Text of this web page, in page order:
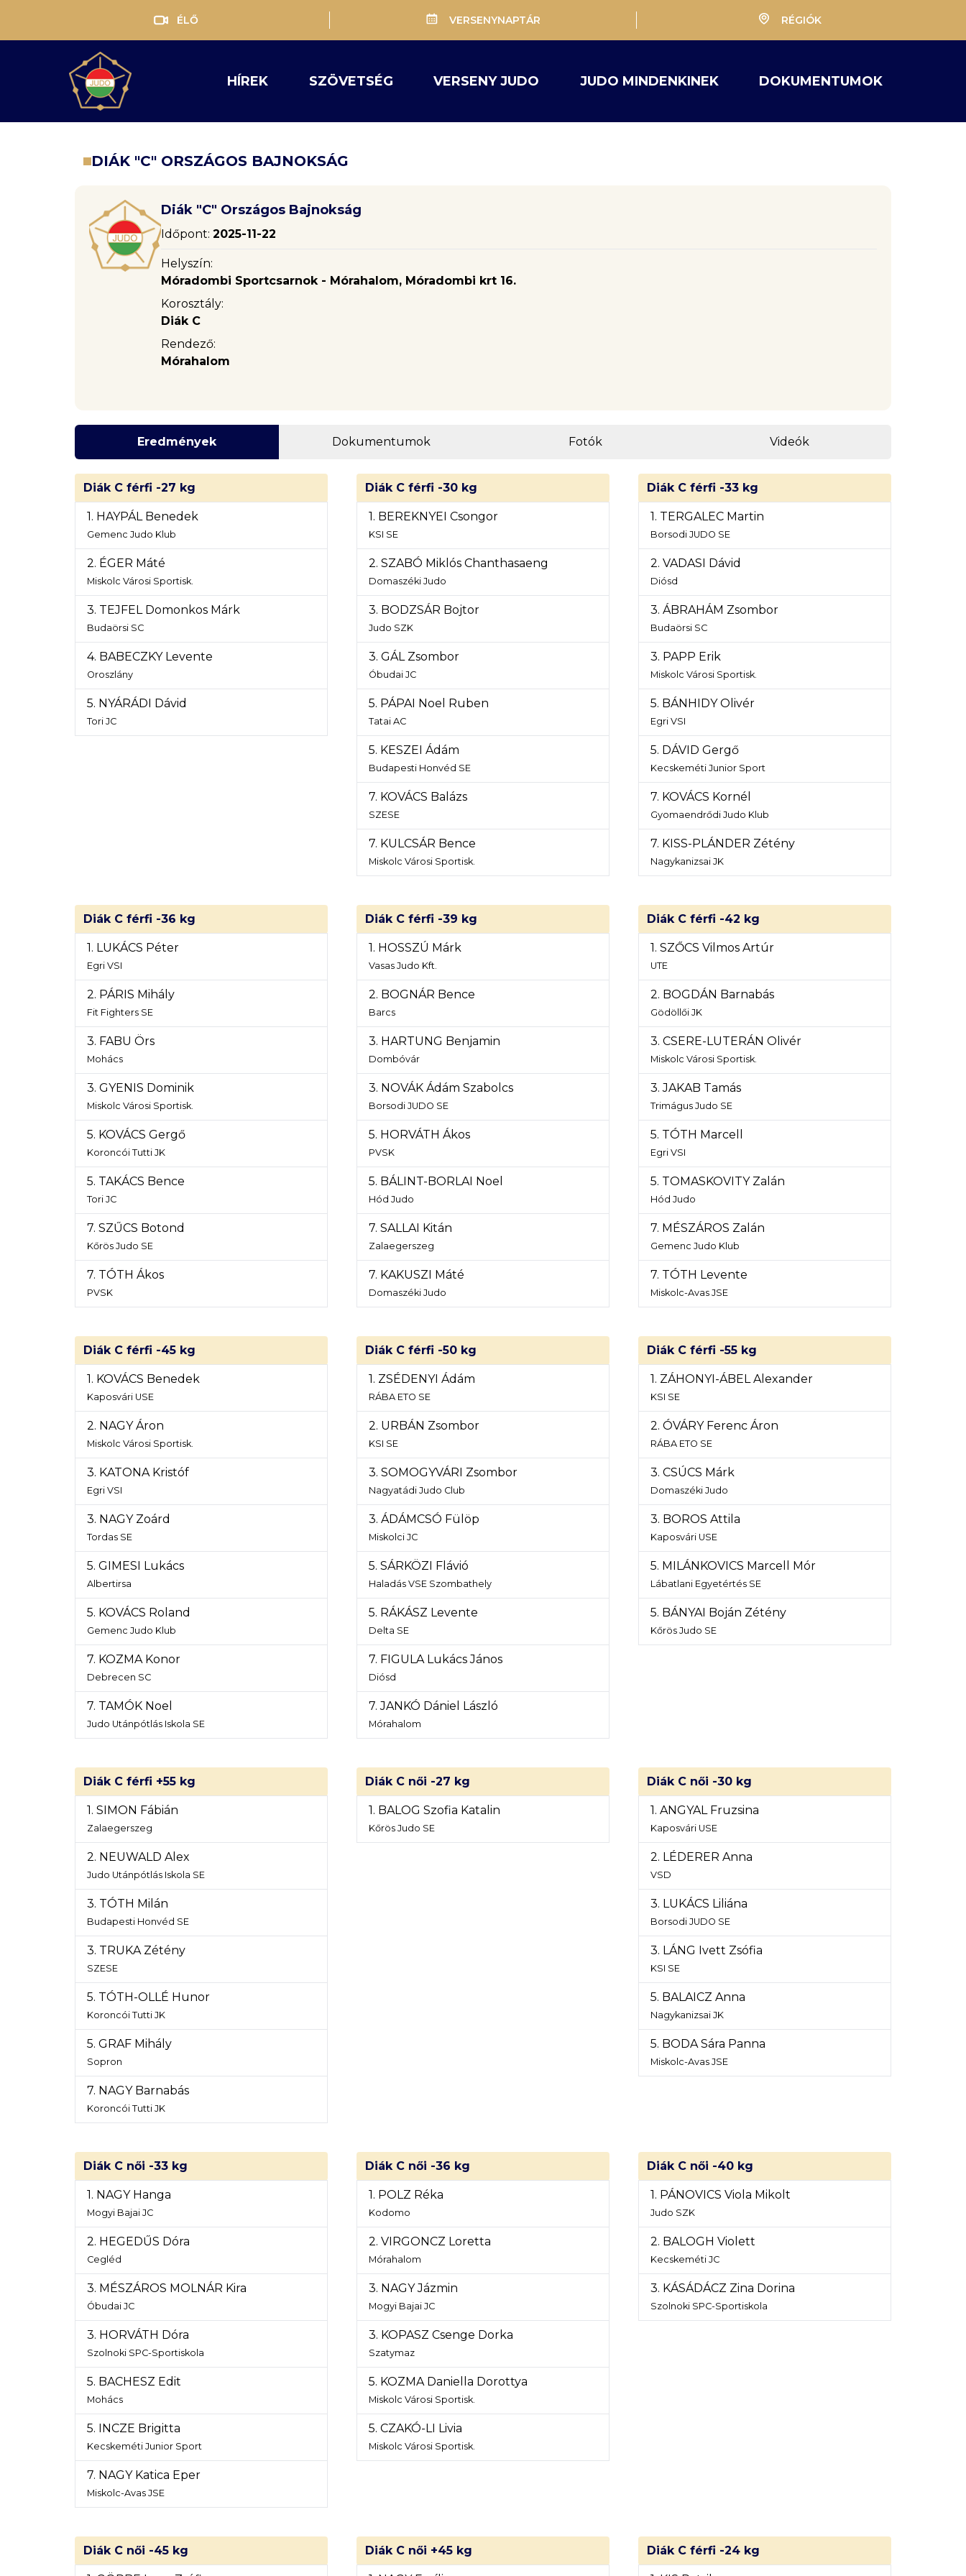
ÉLŐ VERSENYNAPTÁR RÉGIÓK
HÍREK SZÖVETSÉG VERSENY JUDO JUDO MINDENKINEK DOKUMENTUMOK
DIÁK "C" ORSZÁGOS BAJNOKSÁG
Diák "C" Országos Bajnokság
Időpont: 2025-11-22
Helyszín:
Móradombi Sportcsarnok - Mórahalom, Móradombi krt 16.
Korosztály:
Diák C
Rendező:
Mórahalom
Eredmények Dokumentumok Fotók Videók
Diák C férfi -27 kg
1. HAYPÁL Benedek
Gemenc Judo Klub
2. ÉGER Máté
Miskolc Városi Sportisk.
3. TEJFEL Domonkos Márk
Budaörsi SC
4. BABECZKY Levente
Oroszlány
5. NYÁRÁDI Dávid
Tori JC
Diák C férfi -30 kg
1. BEREKNYEI Csongor
KSI SE
2. SZABÓ Miklós Chanthasaeng
Domaszéki Judo
3. BODZSÁR Bojtor
Judo SZK
3. GÁL Zsombor
Óbudai JC
5. PÁPAI Noel Ruben
Tatai AC
5. KESZEI Ádám
Budapesti Honvéd SE
7. KOVÁCS Balázs
SZESE
7. KULCSÁR Bence
Miskolc Városi Sportisk.
Diák C férfi -33 kg
1. TERGALEC Martin
Borsodi JUDO SE
2. VADASI Dávid
Diósd
3. ÁBRAHÁM Zsombor
Budaörsi SC
3. PAPP Erik
Miskolc Városi Sportisk.
5. BÁNHIDY Olivér
Egri VSI
5. DÁVID Gergő
Kecskeméti Junior Sport
7. KOVÁCS Kornél
Gyomaendrődi Judo Klub
7. KISS-PLÁNDER Zétény
Nagykanizsai JK
Diák C férfi -36 kg
1. LUKÁCS Péter
Egri VSI
2. PÁRIS Mihály
Fit Fighters SE
3. FABU Örs
Mohács
3. GYENIS Dominik
Miskolc Városi Sportisk.
5. KOVÁCS Gergő
Koroncói Tutti JK
5. TAKÁCS Bence
Tori JC
7. SZŰCS Botond
Kőrös Judo SE
7. TÓTH Ákos
PVSK
Diák C férfi -39 kg
1. HOSSZÚ Márk
Vasas Judo Kft.
2. BOGNÁR Bence
Barcs
3. HARTUNG Benjamin
Dombóvár
3. NOVÁK Ádám Szabolcs
Borsodi JUDO SE
5. HORVÁTH Ákos
PVSK
5. BÁLINT-BORLAI Noel
Hód Judo
7. SALLAI Kitán
Zalaegerszeg
7. KAKUSZI Máté
Domaszéki Judo
Diák C férfi -42 kg
1. SZŐCS Vilmos Artúr
UTE
2. BOGDÁN Barnabás
Gödöllői JK
3. CSERE-LUTERÁN Olivér
Miskolc Városi Sportisk.
3. JAKAB Tamás
Trimágus Judo SE
5. TÓTH Marcell
Egri VSI
5. TOMASKOVITY Zalán
Hód Judo
7. MÉSZÁROS Zalán
Gemenc Judo Klub
7. TÓTH Levente
Miskolc-Avas JSE
Diák C férfi -45 kg
1. KOVÁCS Benedek
Kaposvári USE
2. NAGY Áron
Miskolc Városi Sportisk.
3. KATONA Kristóf
Egri VSI
3. NAGY Zoárd
Tordas SE
5. GIMESI Lukács
Albertirsa
5. KOVÁCS Roland
Gemenc Judo Klub
7. KOZMA Konor
Debrecen SC
7. TAMÓK Noel
Judo Utánpótlás Iskola SE
Diák C férfi -50 kg
1. ZSÉDENYI Ádám
RÁBA ETO SE
2. URBÁN Zsombor
KSI SE
3. SOMOGYVÁRI Zsombor
Nagyatádi Judo Club
3. ÁDÁMCSÓ Fülöp
Miskolci JC
5. SÁRKÖZI Flávió
Haladás VSE Szombathely
5. RÁKÁSZ Levente
Delta SE
7. FIGULA Lukács János
Diósd
7. JANKÓ Dániel László
Mórahalom
Diák C férfi -55 kg
1. ZÁHONYI-ÁBEL Alexander
KSI SE
2. ÓVÁRY Ferenc Áron
RÁBA ETO SE
3. CSÚCS Márk
Domaszéki Judo
3. BOROS Attila
Kaposvári USE
5. MILÁNKOVICS Marcell Mór
Lábatlani Egyetértés SE
5. BÁNYAI Boján Zétény
Kőrös Judo SE
Diák C férfi +55 kg
1. SIMON Fábián
Zalaegerszeg
2. NEUWALD Alex
Judo Utánpótlás Iskola SE
3. TÓTH Milán
Budapesti Honvéd SE
3. TRUKA Zétény
SZESE
5. TÓTH-OLLÉ Hunor
Koroncói Tutti JK
5. GRAF Mihály
Sopron
7. NAGY Barnabás
Koroncói Tutti JK
Diák C női -27 kg
1. BALOG Szofia Katalin
Kőrös Judo SE
Diák C női -30 kg
1. ANGYAL Fruzsina
Kaposvári USE
2. LÉDERER Anna
VSD
3. LUKÁCS Liliána
Borsodi JUDO SE
3. LÁNG Ivett Zsófia
KSI SE
5. BALAICZ Anna
Nagykanizsai JK
5. BODA Sára Panna
Miskolc-Avas JSE
Diák C női -33 kg
1. NAGY Hanga
Mogyi Bajai JC
2. HEGEDŰS Dóra
Cegléd
3. MÉSZÁROS MOLNÁR Kira
Óbudai JC
3. HORVÁTH Dóra
Szolnoki SPC-Sportiskola
5. BACHESZ Edit
Mohács
5. INCZE Brigitta
Kecskeméti Junior Sport
7. NAGY Katica Eper
Miskolc-Avas JSE
Diák C női -36 kg
1. POLZ Réka
Kodomo
2. VIRGONCZ Loretta
Mórahalom
3. NAGY Jázmin
Mogyi Bajai JC
3. KOPASZ Csenge Dorka
Szatymaz
5. KOZMA Daniella Dorottya
Miskolc Városi Sportisk.
5. CZAKÓ-LI Livia
Miskolc Városi Sportisk.
Diák C női -40 kg
1. PÁNOVICS Viola Mikolt
Judo SZK
2. BALOGH Violett
Kecskeméti JC
3. KÁSÁDÁCZ Zina Dorina
Szolnoki SPC-Sportiskola
Diák C női -45 kg Diák C női +45 kg Diák C férfi -24 kg